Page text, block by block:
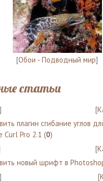
[Обои - Подводный мир]
статьи
[
плагин сгибание углов
Curl Pro 2.1 (0)
[
новый шрифт в
[